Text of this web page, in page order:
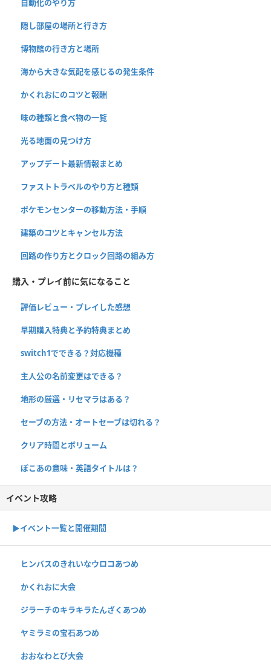
自動化のやり方
隠し部屋の場所と行き方
博物館の行き方と場所
海から大きな気配を感じるの発生条件
かくれおにのコツと報酬
味の種類と食べ物の一覧
光る地面の見つけ方
アップデート最新情報まとめ
ファストトラベルのやり方と種類
ポケモンセンターの移動方法・手順
建築のコツとキャンセル方法
回路の作り方とクロック回路の組み方
購入・プレイ前に気になること
評価レビュー・プレイした感想
早期購入特典と予約特典まとめ
switch1でできる？対応機種
主人公の名前変更はできる？
地形の厳選・リセマラはある？
セーブの方法・オートセーブは切れる？
クリア時間とボリューム
ぽこあの意味・英語タイトルは？
イベント攻略
▶︎イベント一覧と開催期間
ヒンバスのきれいなウロコあつめ
かくれおに大会
ジラーチのキラキラたんざくあつめ
ヤミラミの宝石あつめ
おおなわとび大会